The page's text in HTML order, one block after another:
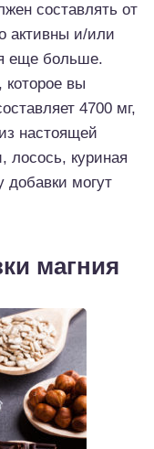
составлять от
активны и/или
еще больше.
которое вы
4700 мг,
настоящей
лосось, куриная
добавки могут
магния